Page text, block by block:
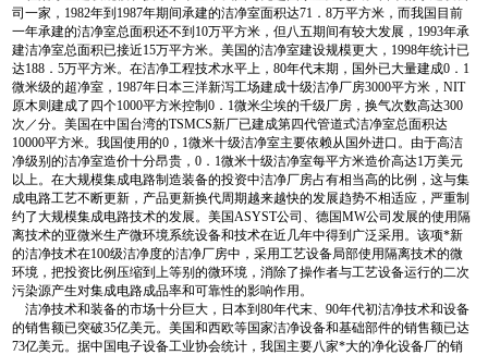
司一家，1982年到1987年期间承建的洁净室面积达71．8万平方米，而我国目前
一年承建的洁净室总面积还不到10万平方米，但八五期间有较大发展，1993年承
建洁净室总面积已接近15万平方米。美国的洁净室建设规模更大，1998年统计已
达188．5万平方米。在洁净工程技术水平上，80年代末期，国外已大量建成0．1
微米级的超净室，1987年日本三洋新泻工场建成十级洁净厂房3000平方米，NIT
原木则建成了四个1000平方米控制0．1微米尘埃的千级厂房，换气次数高达300
次／分。美国在中国台湾的TSMCS新厂已建成第四代管道式洁净室总面积达
10000平方米。我国使用的0，1微米十级洁净室主要依赖从国外进口。由于高洁
净级别的洁净室造价十分昂贵，0．1微米十级洁净室每平方米造价高达1万美元
以上。在大规模集成电路制造装备的投资中洁净厂房占有相当高的比例，这与集
成电路工艺不断更新，产品更新换代周期越来越快的发展趋势不相适应，严重制
约了大规模集成电路技术的发展。美国ASYST公司、德国MW公司发展的使用隔
离技术的亚微米生产微环境系统设备和技术在近几年中得到广泛采用。该项*新
的洁净技术在100级洁净度的洁净厂房中，采用工艺设备局部使用隔离技术的微
环境，把投资比例压缩到上等别的微环境，消除了操作者与工艺设备运行的二次
污染源产生对集成电路成品率和可靠性的影响作用。
洁净技术和装备的市场十分巨大，日本到80年代末、90年代初洁净技术和设备
的销售额已突破35亿美元。美国和西欧等国家洁净设备和基础部件的销售额已达
73亿美元。据中国电子设备工业协会统计，我国主要八家*大的净化设备厂的销